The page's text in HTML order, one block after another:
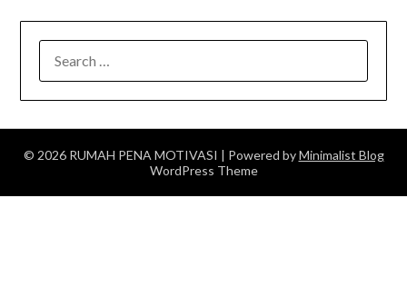
FOR:
© 2026 RUMAH PENA MOTIVASI | Powered byMinimalist Blog
WordPress Theme